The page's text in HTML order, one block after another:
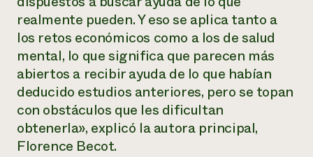
realmente pueden. Y eso se aplica tanto a
los retos económicos como a los de salud
mental, lo que significa que parecen más
abiertos a recibir ayuda de lo que habían
deducido estudios anteriores, pero se topan
con obstáculos que les dificultan
obtenerla», explicó la autora principal,
Florence Becot.